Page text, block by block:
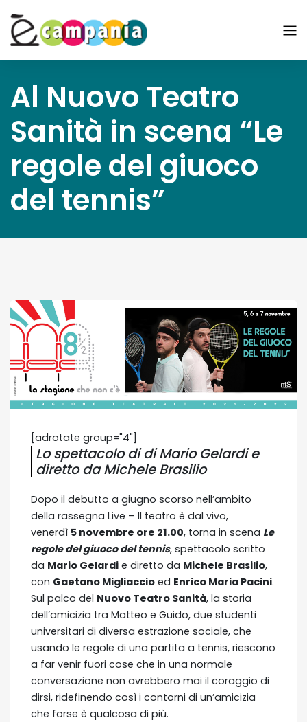
Al Nuovo Teatro
Sanità in scena “Le
regole del giuoco
del tennis”
[adrotate group="4"]
Lo spettacolo di di Mario Gelardi e
diretto da Michele Brasilio
Dopo il debutto a giugno scorso nell’ambito
della rassegna Live – Il teatro è dal vivo,
venerdì 5 novembre ore 21.00, torna in scena Le
regole del giuoco del tennis, spettacolo scritto
da Mario Gelardi e diretto da Michele Brasilio,
con Gaetano Migliaccio ed Enrico Maria Pacini.
Sul palco del Nuovo Teatro Sanità, la storia
dell’amicizia tra Matteo e Guido, due studenti
universitari di diversa estrazione sociale, che
usando le regole di una partita a tennis, riescono
a far venir fuori cose che in una normale
conversazione non avrebbero mai il coraggio di
dirsi, ridefinendo così i contorni di un’amicizia
che forse è qualcosa di più.